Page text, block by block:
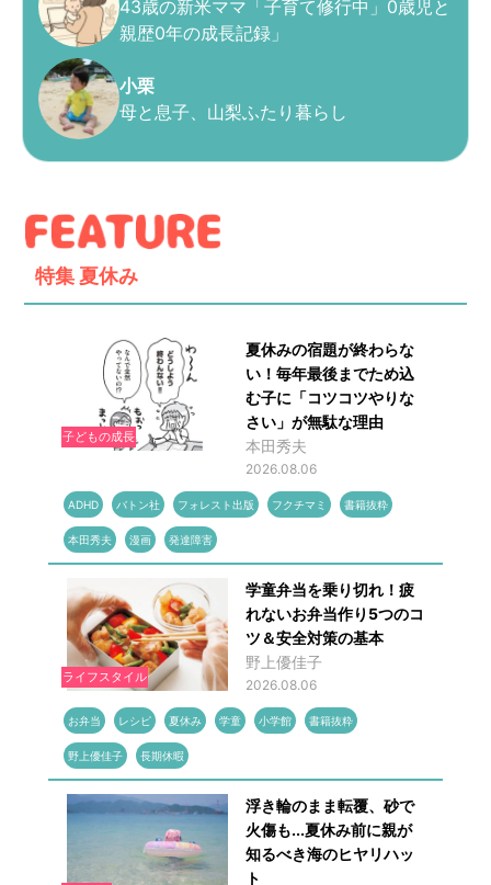
43歳の新米ママ「子育て修行中」0歳児と
親歴0年の成長記録」
小栗
母と息子、山梨ふたり暮らし
特集 夏休み
子どもの成長
夏休みの宿題が終わらな
い！毎年最後までため込
む子に「コツコツやりな
さい」が無駄な理由
本田秀夫
2026.08.06
ADHD バトン社 フォレスト出版 フクチマミ 書籍抜粋
本田秀夫 漫画 発達障害
ライフスタイル
学童弁当を乗り切れ！疲
れないお弁当作り5つのコ
ツ＆安全対策の基本
野上優佳子
2026.08.06
お弁当 レシピ 夏休み 学童 小学館 書籍抜粋
野上優佳子 長期休暇
浮き輪のまま転覆、砂で
火傷も...夏休み前に親が
知るべき海のヒヤリハッ
ト